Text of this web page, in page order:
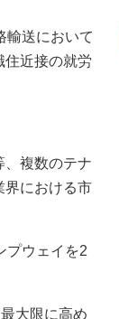
輸送において
住近接の就労
、複数のテナ
界における市
プウェイを2
大限に高め